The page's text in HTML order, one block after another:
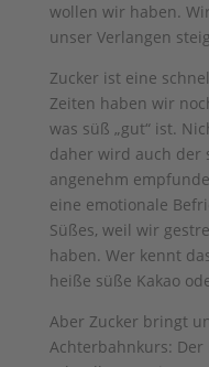
wollen wir haben.
unser Verlangen
Zucker ist eine
Zeiten haben wir
was süß „gut“ ist.
daher wird auch der
angenehm
eine emotionale
Süßes, weil wir
haben. Wer kennt
heiße süße Kakao
Aber Zucker bringt
Achterbahnkurs: Der